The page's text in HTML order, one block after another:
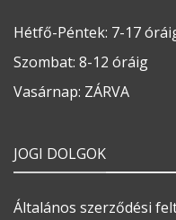
Hétfő-Péntek: 7-17
Szombat: 8-12 óráig
Vasárnap: ZÁRVA
JOGI DOLGOK
Általános szerződési